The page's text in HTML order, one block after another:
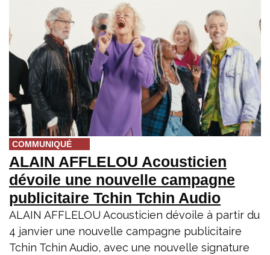
COMMUNIQUÉ
ALAIN AFFLELOU Acousticien
dévoile une nouvelle campagne
publicitaire Tchin Tchin Audio
ALAIN AFFLELOU Acousticien dévoile à partir du
4 janvier une nouvelle campagne publicitaire
Tchin Tchin Audio, avec une nouvelle signature